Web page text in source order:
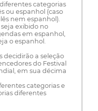
categorias
ou espanhol (caso
nem espanhol).
exibido no
em espanhol,
o espanhol.
decidirão a seleção
do Festival
em sua décima
categorias e
diferentes